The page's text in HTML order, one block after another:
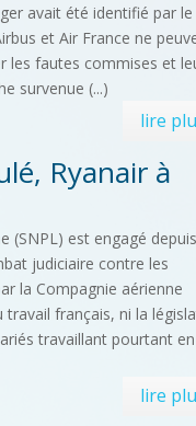
avait été identifié par le
et Air France ne
les fautes commises et
survenue (...)
lire
Ryanair à
(SNPL) est engagé depuis
judiciaire contre les
la Compagnie aérienne
français, ni la
travaillant pourtant en
lire